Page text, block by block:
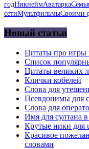
годНикнеймАватаркаСемья
сетиМультфильмыСвоими
Новый статьи
Цитаты про игры
Список
Цитаты великих
Клички кобелей
Слова для
Псевдонимы для
Слова для
Имя для султана
Крутые ники для
Красивое
словами